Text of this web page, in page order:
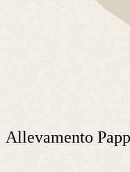
Allevamento